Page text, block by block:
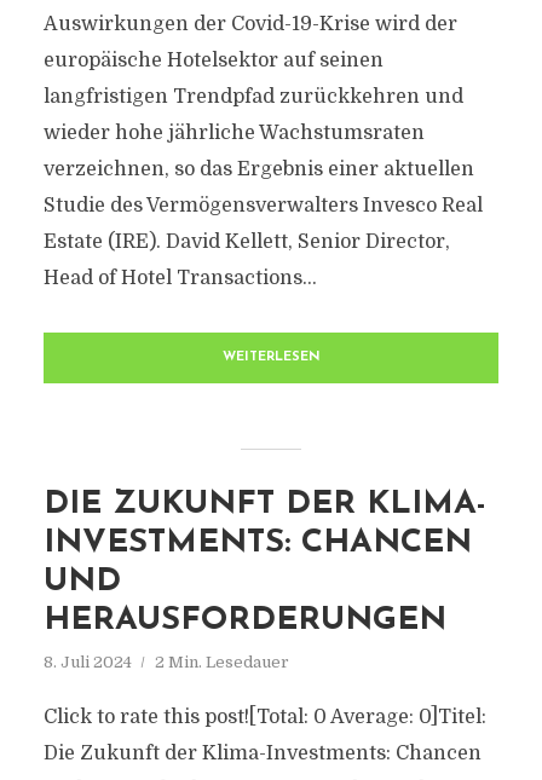
Auswirkungen der Covid-19-Krise wird der
europäische Hotelsektor auf seinen
langfristigen Trendpfad zurückkehren und
wieder hohe jährliche Wachstumsraten
verzeichnen, so das Ergebnis einer aktuellen
Studie des Vermögensverwalters Invesco Real
Estate (IRE). David Kellett, Senior Director,
Head of Hotel Transactions...
WEITERLESEN
DIE ZUKUNFT DER KLIMA-
INVESTMENTS: CHANCEN
UND
HERAUSFORDERUNGEN
8. Juli 2024 2 Min. Lesedauer
Click to rate this post![Total: 0 Average: 0]Titel:
Die Zukunft der Klima-Investments: Chancen